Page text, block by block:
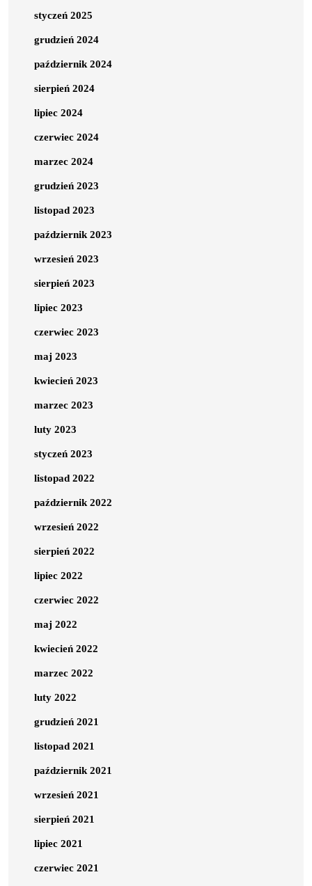
styczeń 2025
grudzień 2024
październik 2024
sierpień 2024
lipiec 2024
czerwiec 2024
marzec 2024
grudzień 2023
listopad 2023
październik 2023
wrzesień 2023
sierpień 2023
lipiec 2023
czerwiec 2023
maj 2023
kwiecień 2023
marzec 2023
luty 2023
styczeń 2023
listopad 2022
październik 2022
wrzesień 2022
sierpień 2022
lipiec 2022
czerwiec 2022
maj 2022
kwiecień 2022
marzec 2022
luty 2022
grudzień 2021
listopad 2021
październik 2021
wrzesień 2021
sierpień 2021
lipiec 2021
czerwiec 2021